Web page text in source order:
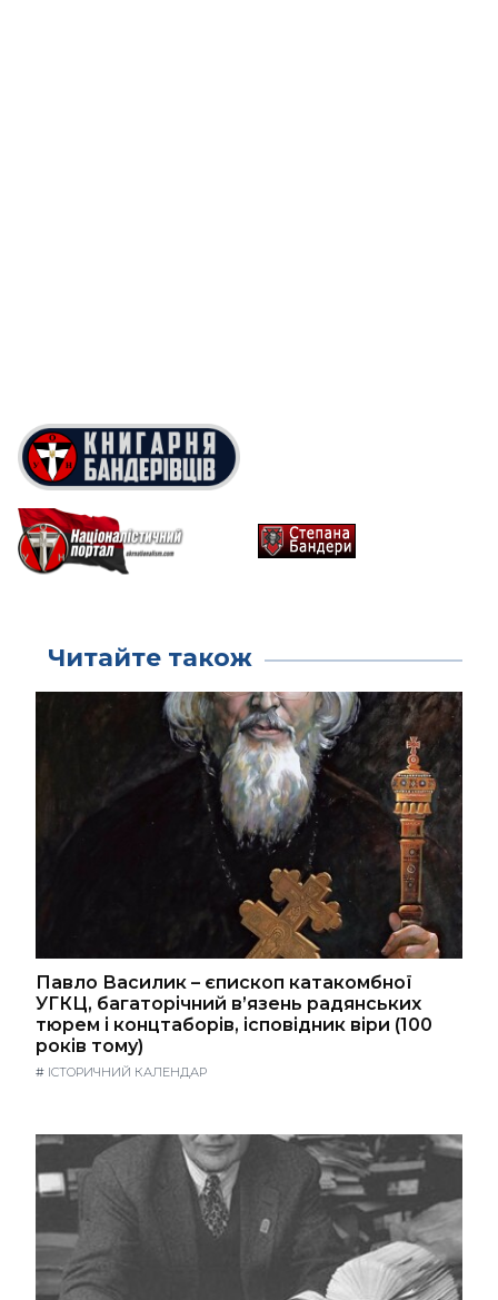
Читайте також
Павло Василик – єпископ катакомбної
УГКЦ, багаторічний в’язень радянських
тюрем і концтаборів, ісповідник віри (100
років тому)
# ІСТОРИЧНИЙ КАЛЕНДАР